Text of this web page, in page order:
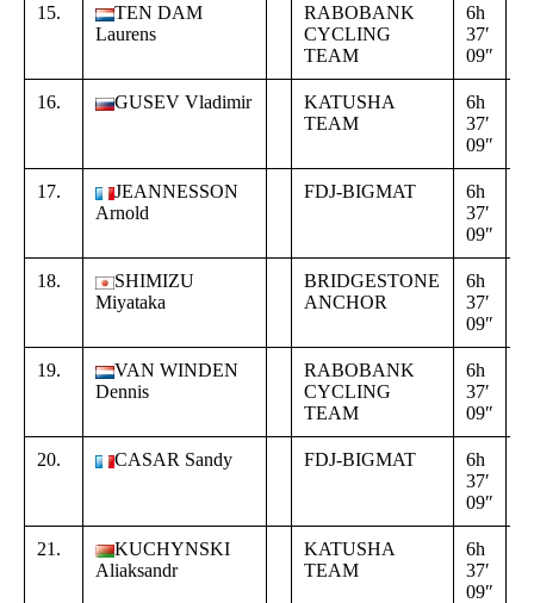
15.
TEN DAM
Laurens
RABOBANK
CYCLING
TEAM
6h
37′
09″
16. GUSEV Vladimir
KATUSHA
TEAM
6h
37′
09″
17.
JEANNESSON
Arnold
FDJ-BIGMAT
6h
37′
09″
18.
SHIMIZU
Miyataka
BRIDGESTONE
ANCHOR
6h
37′
09″
19.
VAN WINDEN
Dennis
RABOBANK
CYCLING
TEAM
6h
37′
09″
20. CASAR Sandy FDJ-BIGMAT
6h
37′
09″
21.
KUCHYNSKI
Aliaksandr
KATUSHA
TEAM
6h
37′
09″